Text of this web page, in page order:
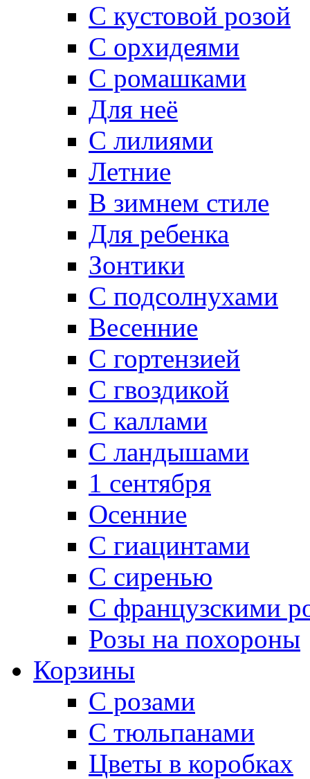
С кустовой розой
С орхидеями
С ромашками
Для неё
C лилиями
Летние
В зимнем стиле
Для ребенка
Зонтики
C подсолнухами
Весенние
С гортензией
C гвоздикой
С каллами
C ландышами
1 сентября
Осенние
С гиацинтами
С сиренью
С французскими
Розы на похороны
Корзины
С розами
С тюльпанами
Цветы в коробках